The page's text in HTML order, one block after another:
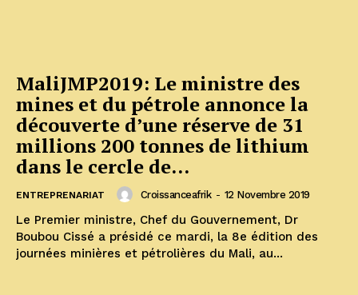
MaliJMP2019: Le ministre des
mines et du pétrole annonce la
découverte d’une réserve de 31
millions 200 tonnes de lithium
dans le cercle de...
ENTREPRENARIAT Croissanceafrik - 12 Novembre 2019
Le Premier ministre, Chef du Gouvernement, Dr
Boubou Cissé a présidé ce mardi, la 8e édition des
journées minières et pétrolières du Mali, au...